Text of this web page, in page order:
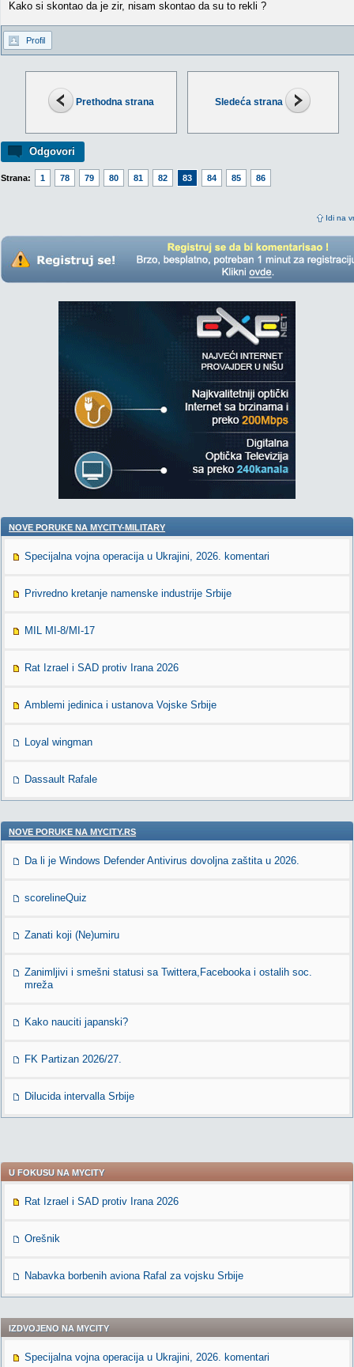
Prethodna strana Sledeća strana
Odgovori
Strana: 1 78 79 80 81 82 83 84 85 86
Idi na
Kako si skontao da je zir, nisam skontao da su to rekli ?
Profil
NOVE PORUKE NA MYCITY-MILITARY
Specijalna vojna operacija u Ukrajini, 2026. komentari
Privredno kretanje namenske industrije Srbije
MIL MI-8/MI-17
Rat Izrael i SAD protiv Irana 2026
Amblemi jedinica i ustanova Vojske Srbije
Loyal wingman
Dassault Rafale
NOVE PORUKE NA MYCITY.RS
Da li je Windows Defender Antivirus dovoljna zaštita u 2026.
scorelineQuiz
Zanati koji (Ne)umiru
Zanimljivi i smešni statusi sa Twittera,Facebooka i ostalih soc.
mreža
Kako nauciti japanski?
FK Partizan 2026/27.
Dilucida intervalla Srbije
U FOKUSU NA MYCITY
Rat Izrael i SAD protiv Irana 2026
Orešnik
Nabavka borbenih aviona Rafal za vojsku Srbije
IZDVOJENO NA MYCITY
Specijalna vojna operacija u Ukrajini, 2026. komentari